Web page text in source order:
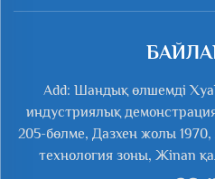
Add: Шандық өлшемді
индустриялық
205-бөлме, Дазхен жолы 1970,
технология зоны, Жinan